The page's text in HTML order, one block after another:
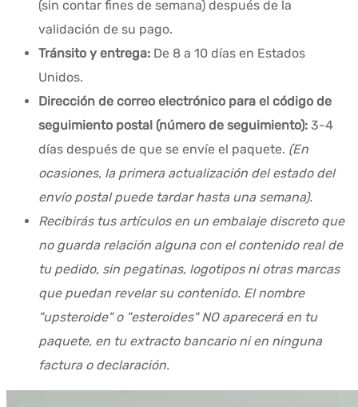
(sin contar fines de semana) después de la
validación de su pago.
Tránsito y entrega: De 8 a 10 días en Estados
Unidos.
Dirección de correo electrónico para el código de
seguimiento postal (número de seguimiento): 3-4
días después de que se envíe el paquete. (En
ocasiones, la primera actualización del estado del
envío postal puede tardar hasta una semana).
Recibirás tus artículos en un embalaje discreto que
no guarda relación alguna con el contenido real de
tu pedido, sin pegatinas, logotipos ni otras marcas
que puedan revelar su contenido. El nombre
"upsteroide" o "esteroides" NO aparecerá en tu
paquete, en tu extracto bancario ni en ninguna
factura o declaración.